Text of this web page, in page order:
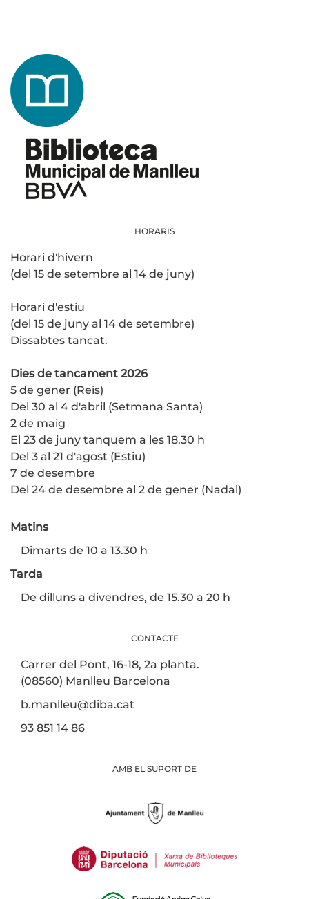
HORARIS
Horari d'hivern
(del 15 de setembre al 14 de juny)
Horari d'estiu
(del 15 de juny al 14 de setembre)
Dissabtes tancat.
Dies de tancament 2026
5 de gener (Reis)
Del 30 al 4 d'abril (Setmana Santa)
2 de maig
El 23 de juny tanquem a les 18.30 h
Del 3 al 21 d'agost (Estiu)
7 de desembre
Del 24 de desembre al 2 de gener (Nadal)
Matins
Dimarts de 10 a 13.30 h
Tarda
De dilluns a divendres, de 15.30 a 20 h
CONTACTE
Carrer del Pont, 16-18, 2a planta.
(08560) Manlleu Barcelona
b.manlleu@diba.cat
93 851 14 86
AMB EL SUPORT DE